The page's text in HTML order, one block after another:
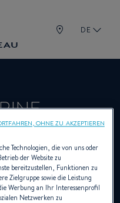
DE
First
Technologien, die von uns oder
der Website zu
bereitzustellen, Funktionen zu
Zielgruppe sowie die Leistung
Werbung an Ihr Interessenprofil
Netzwerken zu
OHNE ZU AKZEPTIEREN